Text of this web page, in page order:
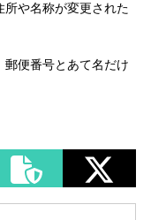
所や名称が変更された
便番号とあて名だけ